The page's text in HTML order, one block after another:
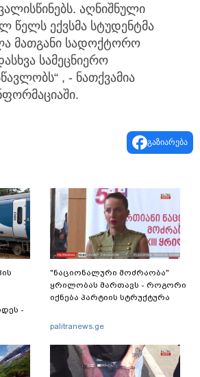
აღნიშნული
წელს ექვსმა სტუდენტმა
მათგანი სადოქტორო
სამეცნიერო
, - ნათქვამია
გაზიარება
-
"ნაციონალური მოძრაობა"
ყრილობას მართავს - როგორი
იქნება პარტიის სტრუქტურა
palitranews.ge